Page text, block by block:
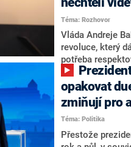
Oblíbeným
Motoristy Filip
o případné
značně
nemá osobu,
Téma: Rozhovor
Vláda Andreje
revoluce, který
potřeba
ministryně
rozhovoru pro
ohledně
Tejce (za ANO)
práva Taťány
adresu vlády
opakovat
zmiňují pro
Téma: Politika
Přestože